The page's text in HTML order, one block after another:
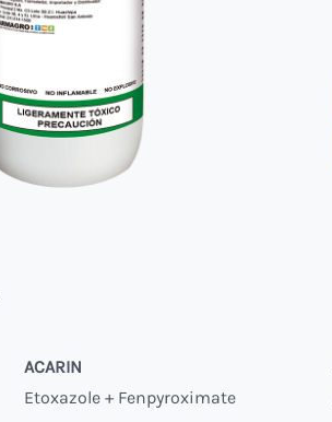
ACARIN
Etoxazole + Fenpyroximate